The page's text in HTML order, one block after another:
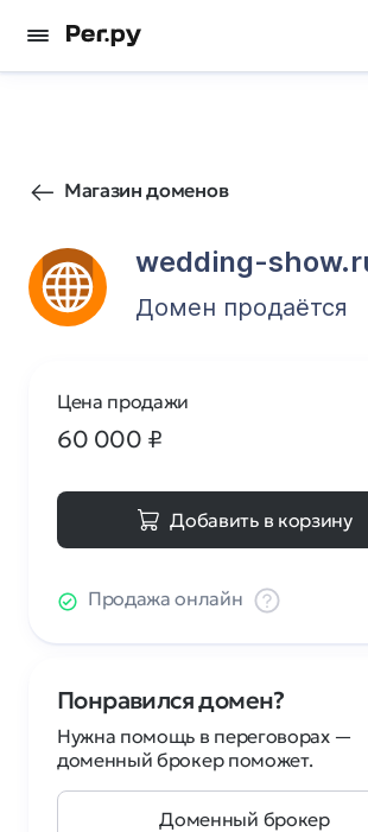
Магазин доменов
wedding-
Домен продаётся
Цена продажи
60 000 ₽
Добавить в корзину
Продажа онлайн
Понравился домен?
Нужна помощь в переговорах —
доменный брокер поможет.
Доменный брокер